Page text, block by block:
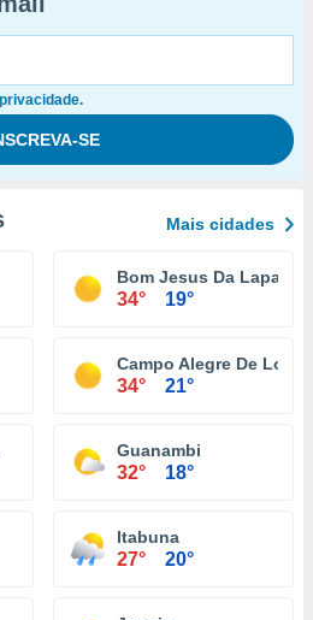
Mais cidades
Bom Jesus Da Lapa
34° 19°
Campo Alegre De
34° 21°
Guanambi
32° 18°
Itabuna
27° 20°